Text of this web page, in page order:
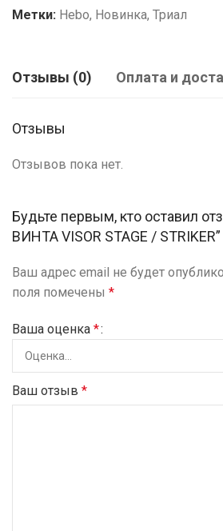
Метки: Hebo, Новинка, Триал
Отзывы (0) Оплата и
Отзывы
Отзывов пока нет.
Будьте первым, кто оставил
ВИНТА VISOR STAGE / STRIKER”
Ваш адрес email не будет
поля помечены *
Ваша оценка *
Ваш отзыв *